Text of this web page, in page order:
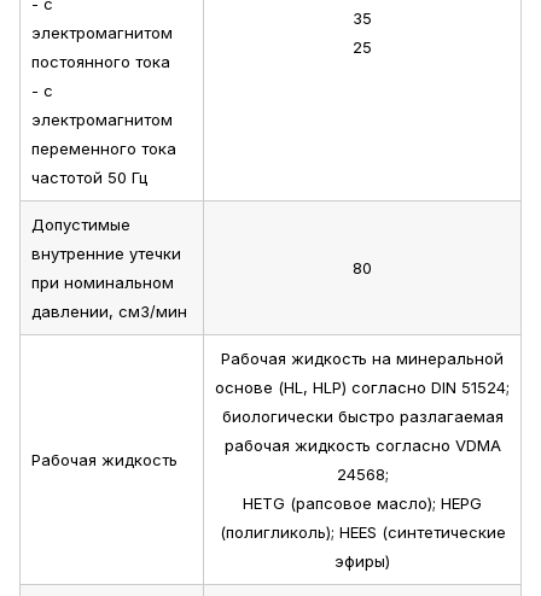
электромагнитом
постоянного тока
- с
электромагнитом
переменного тока
частотой 50 Гц
35
25
Допустимые
внутренние утечки
при номинальном
давлении, см3/мин
80
Рабочая жидкость
Рабочая жидкость на минеральной
основе (HL, HLP) согласно DIN 51524;
биологически быстро разлагаемая
рабочая жидкость согласно VDMA
24568;
HETG (рапсовое масло); HEPG
(полигликоль); HEES (синтетические
эфиры)